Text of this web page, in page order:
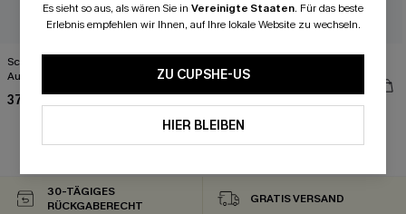
Schwarzer Overall mit tiefem
Ausschnitt und Quastenband
37,00 €
Bauch Kontrolle
Es sieht so aus, als wären Sie in Vereinigte Staaten. Für das beste
Erlebnis empfehlen wir Ihnen, auf Ihre lokale Website zu wechseln.
ZU CUPSHE-US
HIER BLEIBEN
30-TÄGIGES
RÜCKGABERECHT
GRATIS VERSAND